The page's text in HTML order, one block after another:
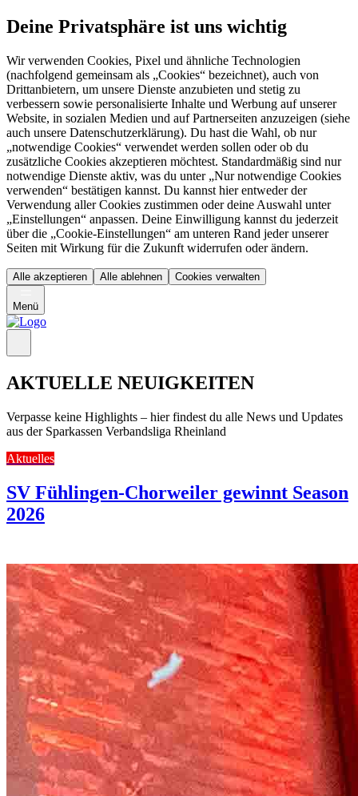
Deine Privatsphäre ist uns wichtig
Wir verwenden Cookies, Pixel und ähnliche Technologien
(nachfolgend gemeinsam als „Cookies“ bezeichnet), auch von
Drittanbietern, um unsere Dienste anzubieten und stetig zu
verbessern sowie personalisierte Inhalte und Werbung auf unserer
Website, in sozialen Medien und auf Partnerseiten anzuzeigen (siehe
auch unsere Datenschutzerklärung). Du hast die Wahl, ob nur
„notwendige Cookies“ verwendet werden sollen oder ob du
zusätzliche Cookies akzeptieren möchtest. Standardmäßig sind nur
notwendige Dienste aktiv, was du unter „Nur notwendige Cookies
verwenden“ bestätigen kannst. Du kannst hier entweder der
Verwendung aller Cookies zustimmen oder deine Auswahl unter
„Einstellungen“ anpassen. Deine Einwilligung kannst du jederzeit
über die „Cookie-Einstellungen“ am unteren Rand jeder unserer
Seiten mit Wirkung für die Zukunft widerrufen oder ändern.
Alle akzeptieren Alle ablehnen Cookies verwalten
Menü
AKTUELLE NEUIGKEITEN
Verpasse keine Highlights – hier findest du alle News und Updates
aus der Sparkassen Verbandsliga Rheinland
Aktuelles
SV Fühlingen-Chorweiler gewinnt Season
2026